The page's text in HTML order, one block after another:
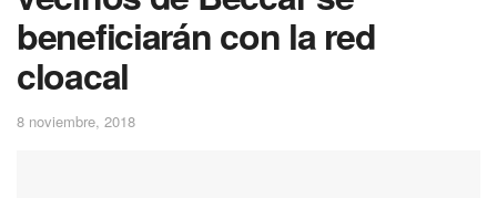
beneficiarán con la red
cloacal
8 noviembre, 2018